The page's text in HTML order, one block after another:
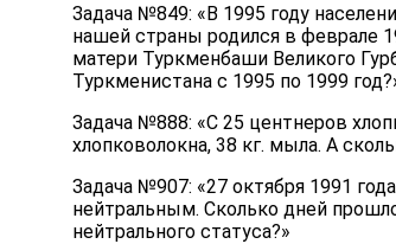
Задача №849: «В 1995 году
нашей страны родился в феврале
матери Туркменбаши Великого
Туркменистана с 1995 по 1999
Задача №888: «С 25 центнеров
хлопковолокна, 38 кг. мыла. А
Задача №907: «27 октября 1991
нейтральным. Сколько дней
нейтрального статуса?»